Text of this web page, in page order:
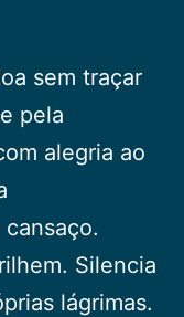
sem traçar
pela
alegria ao
Silencia
lágrimas.